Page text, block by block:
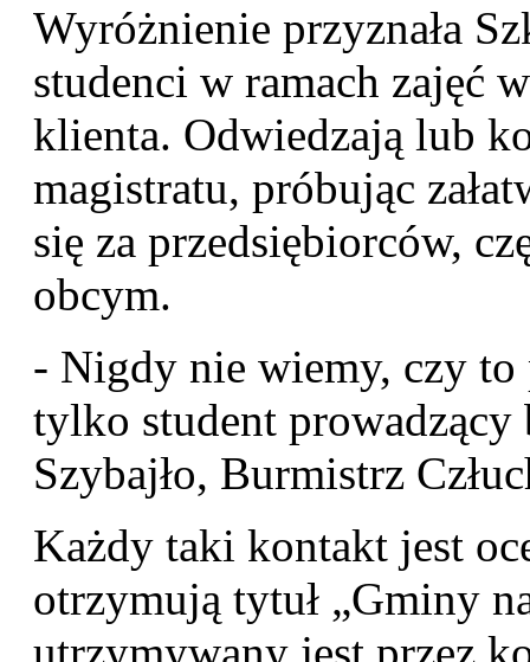
Wyróżnienie przyznała
studenci w ramach zajęć
klienta. Odwiedzają lub
magistratu, próbując
się za przedsiębiorców,
obcym.
- Nigdy nie wiemy, czy
tylko student prowadzący
Szybajło, Burmistrz
Każdy taki kontakt jest
otrzymują tytuł „Gminy